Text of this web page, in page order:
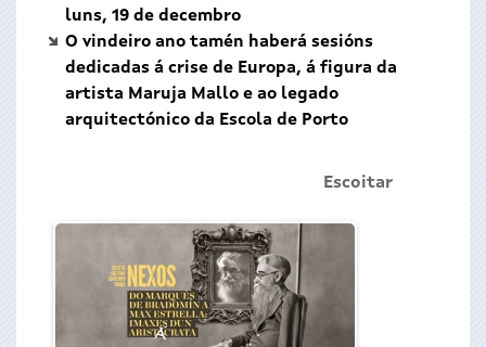
luns, 19 de decembro
O vindeiro ano tamén haberá sesións
dedicadas á crise de Europa, á figura da
artista Maruja Mallo e ao legado
arquitectónico da Escola de Porto
Escoitar